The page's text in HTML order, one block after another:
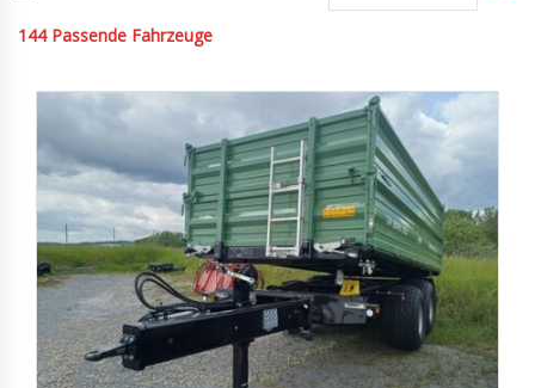
144 Passende Fahrzeuge